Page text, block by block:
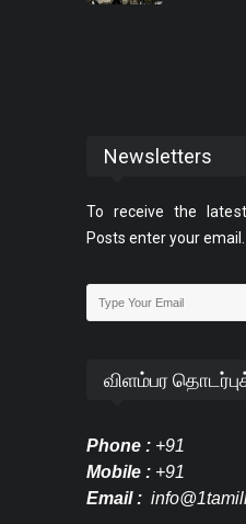
Newsletters
To receive the
Posts enter your email.
விளம்பர
Phone : +91
Mobile : +91
Email :